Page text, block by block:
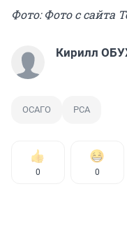
Фото: Фото с сайта
Кирилл
ОСАГО РСА
0 0